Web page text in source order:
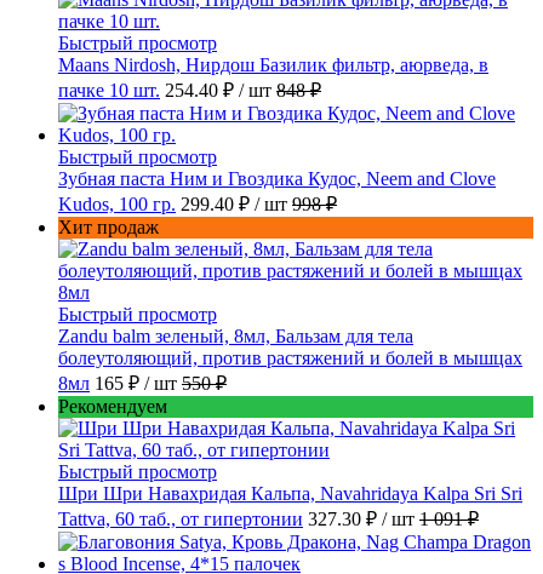
Быстрый просмотр
Maans Nirdosh, Нирдош Базилик фильтр, аюрведа, в
пачке 10 шт. 254.40 ₽ / шт 848 ₽
Быстрый просмотр
Зубная паста Ним и Гвоздика Кудос, Neem and Clove
Kudos, 100 гр. 299.40 ₽ / шт 998 ₽
Хит продаж
Быстрый просмотр
Zandu balm зеленый, 8мл, Бальзам для тела
болеутоляющий, против растяжений и болей в мышцах
8мл 165 ₽ / шт 550 ₽
Рекомендуем
Быстрый просмотр
Шри Шри Навахридая Кальпа, Navahridaya Kalpa Sri Sri
Tattva, 60 таб., от гипертонии 327.30 ₽ / шт 1 091 ₽